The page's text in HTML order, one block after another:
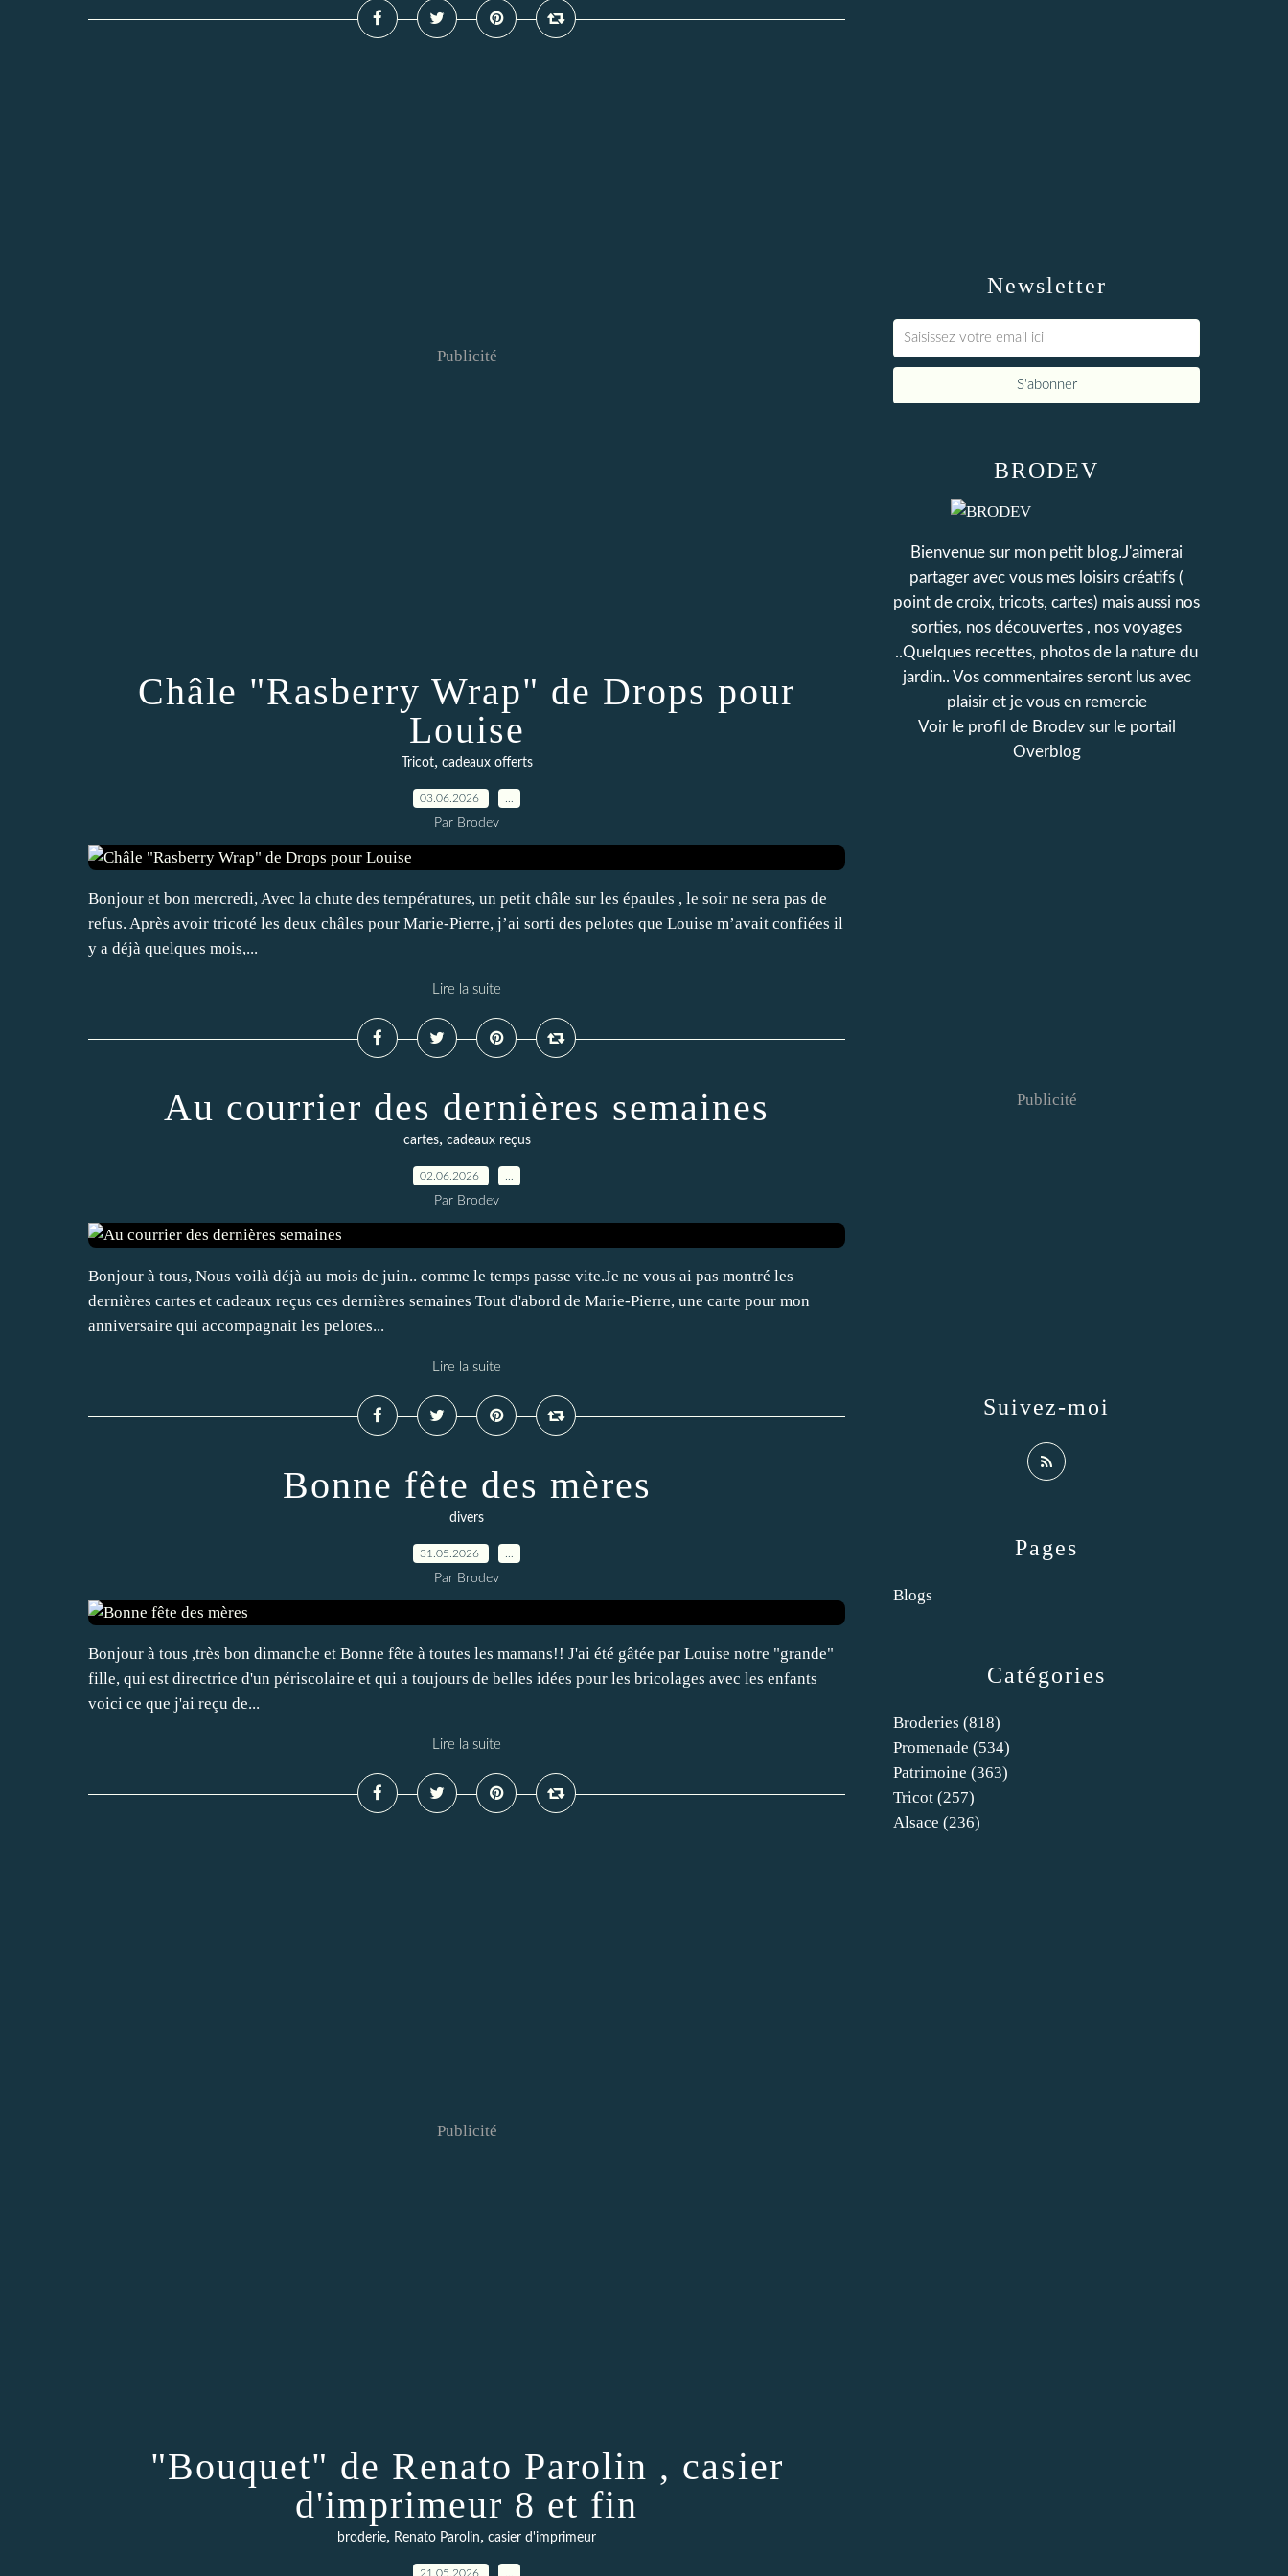
Publicité
Châle "Rasberry Wrap" de Drops pour
Louise
Tricot, cadeaux offerts
03.06.2026
Par Brodev
Bonjour et bon mercredi, Avec la chute des températures, un petit châle sur les épaules , le soir ne sera pas de
refus. Après avoir tricoté les deux châles pour Marie-Pierre, j’ai sorti des pelotes que Louise m’avait confiées il
y a déjà quelques mois,...
Lire la suite
Au courrier des dernières semaines
cartes, cadeaux reçus
02.06.2026
Par Brodev
Bonjour à tous, Nous voilà déjà au mois de juin.. comme le temps passe vite.Je ne vous ai pas montré les
dernières cartes et cadeaux reçus ces dernières semaines Tout d'abord de Marie-Pierre, une carte pour mon
anniversaire qui accompagnait les pelotes...
Lire la suite
Bonne fête des mères
divers
31.05.2026
Par Brodev
Bonjour à tous ,très bon dimanche et Bonne fête à toutes les mamans!! J'ai été gâtée par Louise notre "grande"
fille, qui est directrice d'un périscolaire et qui a toujours de belles idées pour les bricolages avec les enfants
voici ce que j'ai reçu de...
Lire la suite
Publicité
"Bouquet" de Renato Parolin , casier
d'imprimeur 8 et fin
broderie, Renato Parolin, casier d'imprimeur
21.05.2026
Newsletter
Catégories
Broderies (818)
Promenade (534)
Patrimoine (363)
Tricot (257)
Alsace (236)
Pages
Blogs
BRODEV
Bienvenue sur mon petit blog.J'aimerai
partager avec vous mes loisirs créatifs (
point de croix, tricots, cartes) mais aussi nos
sorties, nos découvertes , nos voyages
..Quelques recettes, photos de la nature du
jardin.. Vos commentaires seront lus avec
plaisir et je vous en remercie
Voir le profil de Brodevsur le portail
Overblog
Suivez-moi
Publicité